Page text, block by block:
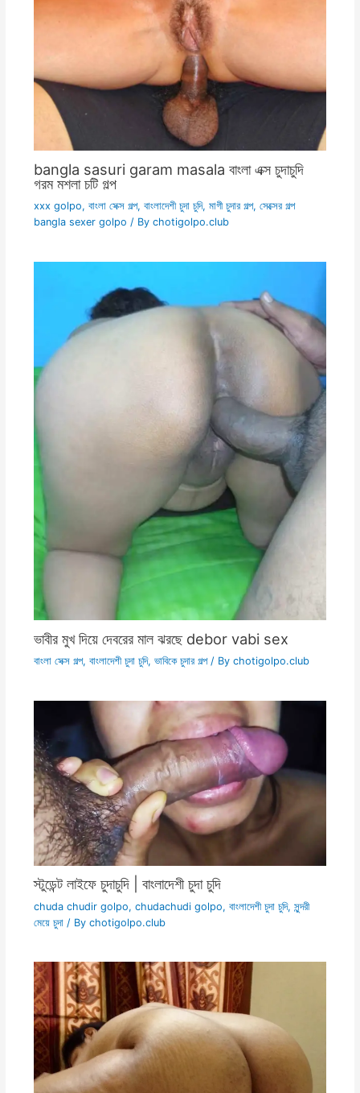
bangla sasuri garam masala বাংলা এক্স চুদাচুদি
গরম মশলা চটি গল্প
xxx golpo, বাংলা সেক্স গল্প, বাংলাদেশী চুদা চুদি, মাগী চুদার গল্প, সেক্সের গল্প
bangla sexer golpo / By chotigolpo.club
ভাবীর মুখ দিয়ে দেবরের মাল ঝরছে debor vabi sex
বাংলা সেক্স গল্প, বাংলাদেশী চুদা চুদি, ভাবিকে চুদার গল্প/ By chotigolpo.club
স্টুডেন্ট লাইফে চুদাচুদি | বাংলাদেশী চুদা চুদি
chuda chudir golpo, chudachudi golpo, বাংলাদেশী চুদা চুদি, সুন্দরী
মেয়ে চুদা/ By chotigolpo.club